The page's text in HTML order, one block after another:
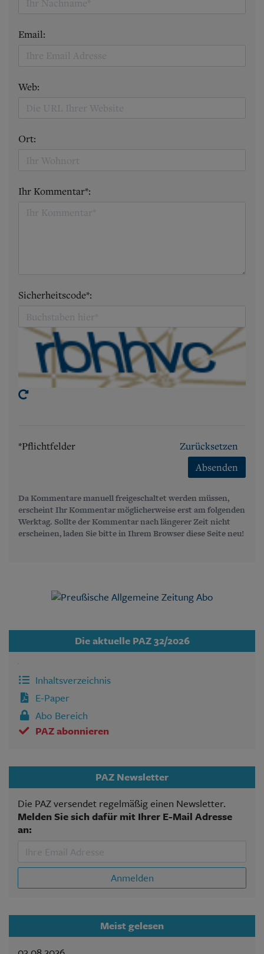
Email:
Web:
Ort:
Ihr Kommentar*:
Sicherheitscode*:
*Pflichtfelder
Zurücksetzen
Absenden
Da Kommentare manuell freigeschaltet werden müssen,
erscheint Ihr Kommentar möglicherweise erst am folgenden
Werktag. Sollte der Kommentar nach längerer Zeit nicht
erscheinen, laden Sie bitte in Ihrem Browser diese Seite neu!
Die aktuelle PAZ 32/2026
Inhaltsverzeichnis
E-Paper
Abo Bereich
PAZ abonnieren
PAZ Newsletter
Die PAZ versendet regelmäßig einen Newsletter.
Melden Sie sich dafür mit Ihrer E-Mail Adresse
an:
Anmelden
Meist gelesen